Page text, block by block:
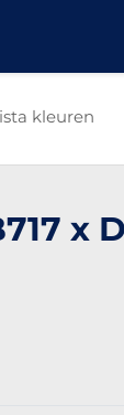
kleuren
x